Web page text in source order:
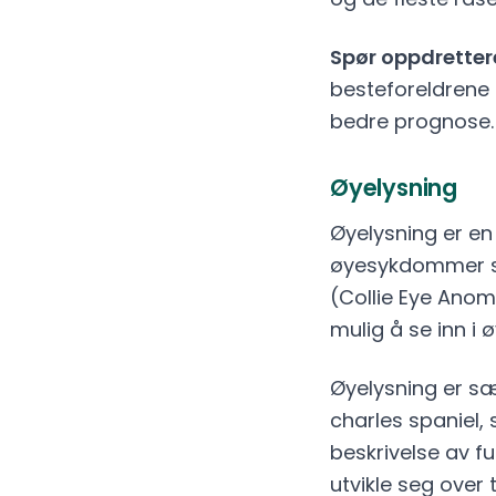
Spør
bedre prognose.
Øyelysning
Øyelysning er
øyesykdommer
(Collie Eye
mulig å se inn i
Øyelysning er
charles spaniel,
beskrivelse av
utvikle seg over